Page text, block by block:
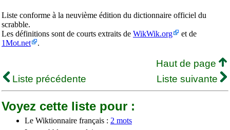
Liste conforme à la neuvième édition du dictionnaire officiel du
scrabble.
Les définitions sont de courts extraits de WikWik.org
et de
1Mot.net
.
Haut de page
Liste précédente
Liste suivante
Voyez cette liste pour :
Le Wiktionnaire français : 2 mots